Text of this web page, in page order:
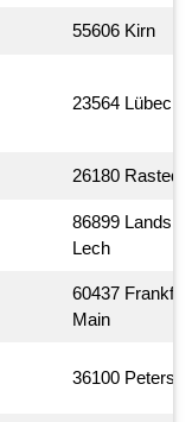
55606 Kirn
23564 Lübeck
26180 Rastede
86899
Lech
60437
Main
36100